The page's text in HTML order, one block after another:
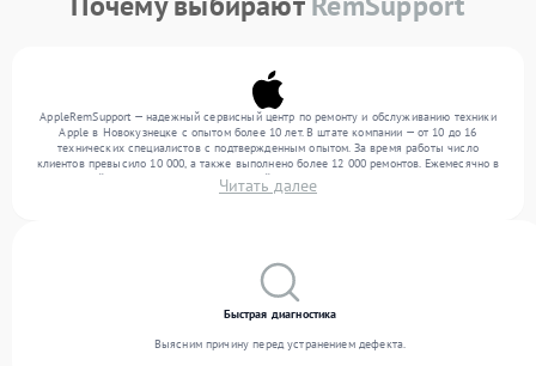
AppleRemSupport — надежный сервисный центр по ремонту и обслуживанию техники
Apple в Новокузнецке с опытом более 10 лет. В штате компании — от 10 до 16
технических специалистов с подтвержденным опытом. За время работы число
клиентов превысило 10 000, а также выполнено более 12 000 ремонтов. Ежемесячно в
сервисный центр поступает от 300 устройств, включая , , . Мы работаем с широким
спектром неисправностей и предлагаем стабильный уровень сервиса благодаря
Читать далее
Быстрая диагностика
Выясним причину перед устранением дефекта.